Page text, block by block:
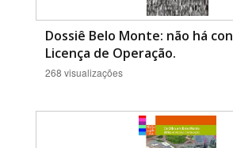
Dossiê Belo Monte: não há
Licença de Operação.
268 visualizações